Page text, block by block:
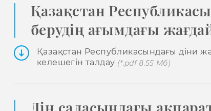
Қазақстан
берудің ағымдағы
Қазақстан Республикасындағы діни
келешегін талдау (*.pdf 8.55 Мб)
Дін саласындағы